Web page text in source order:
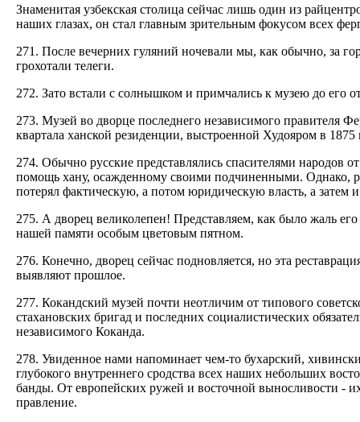
Знаменитая узбекская столица сейчас лишь один из
наших глазах, он стал главным зрительным фокусом всех
271. После вечерних гуляний ночевали мы, как обычно, за
грохотали телеги.
272. Зато встали с солнышком и примчались к музею до его
273. Музей во дворце последнего независимого правителя
квартала ханской резиденции, выстроенной Худояром в 1875
274. Обычно русские представлялись спасителями народов
помощь хану, осажденному своими подчиненными. Однако,
потерял фактическую, а потом юридическую власть, а затем
275. А дворец великолепен! Представляем, как было жаль
нашей памяти особым цветовым пятном.
276. Конечно, дворец сейчас подновляется, но эта
выявляют прошлое.
277. Кокандский музей почти неотличим от типового
стахановских бригад и последних социалистических
независимого Коканда.
278. Увиденное нами напоминает чем-то бухарский,
глубокого внутреннего сродства всех наших небольших
банды. От европейских ружей и восточной выносливости -
правление.